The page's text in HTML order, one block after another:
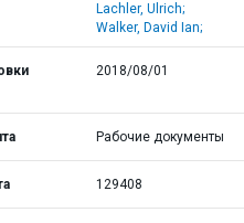
Lachler, Ulrich;
Walker, David Ian;
2018/08/01
Рабочие документы
129408